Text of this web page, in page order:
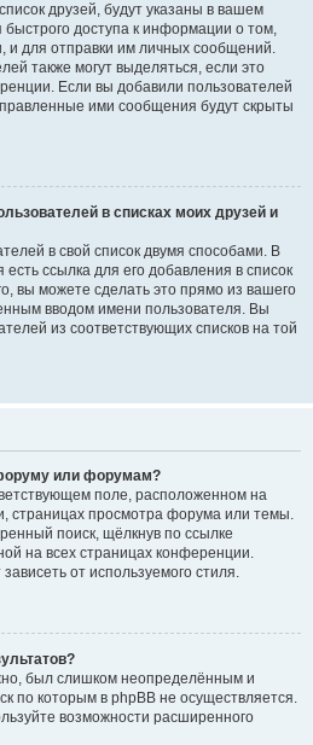
друзей, будут указаны в вашем
доступа к информации о том,
и для отправки им личных сообщений.
также могут выделяться, если это
Если вы добавили пользователей
ими сообщения будут скрыты
в списках моих друзей и
в свой список двумя способами. В
ссылка для его добавления в список
вы можете сделать это прямо из вашего
вводом имени пользователя. Вы
из соответствующих списков на той
или форумам?
поле, расположенном на
страницах просмотра форума или темы.
поиск, щёлкнув по ссылке
на всех страницах конференции.
от используемого стиля.
был слишком неопределённым и
по которым в phpBB не осуществляется.
возможности расширенного